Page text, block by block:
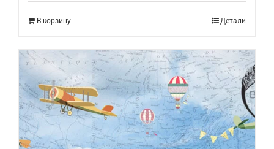
В корзину Детали